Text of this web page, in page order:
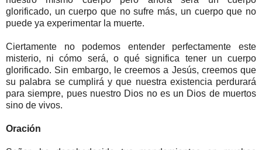
glorificado, un cuerpo que no sufre más, un cuerpo que no
puede ya experimentar la muerte.
Ciertamente no podemos entender perfectamente este
misterio, ni cómo será, o qué significa tener un cuerpo
glorificado. Sin embargo, le creemos a Jesús, creemos que
su palabra se cumplirá y que nuestra existencia perdurará
para siempre, pues nuestro Dios no es un Dios de muertos
sino de vivos.
Oración